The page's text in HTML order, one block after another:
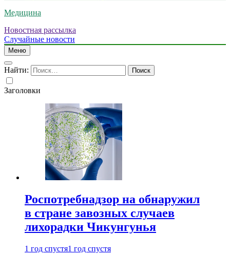
Медицина
Новостная рассылка
Случайные новости
Меню
Найти:
Заголовки
Роспотребнадзор на обнаружил
в стране завозных случаев
лихорадки Чикунгунья
1 год спустя1 год спустя